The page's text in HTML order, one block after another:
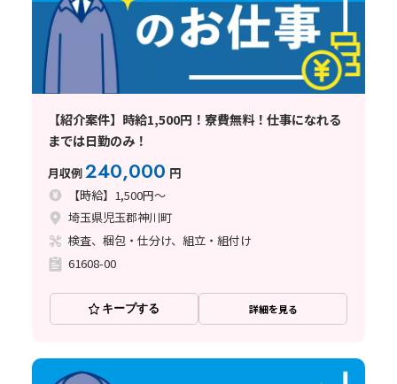
【紹介案件】時給1,500円！寮費無料！仕事になれる
までは日勤のみ！
月収例240,000 円
【時給】1,500円～
埼玉県児玉郡神川町
検査、梱包・仕分け、組立・組付け
61608-00
キープする 詳細を見る